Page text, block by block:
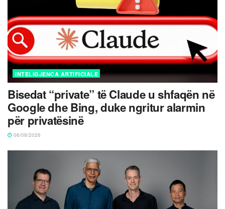
INTELIGJENCA ARTIFICIALE
Bisedat “private” të Claude u shfaqën në
Google dhe Bing, duke ngritur alarmin
për privatësinë
06/08/2026